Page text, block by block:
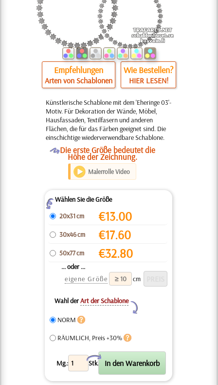
Empfehlungen
Arten von Schablonen
Wie Bestellen?
HIER LESEN!
Künstlerische Schablone mit dem 'Eheringe 03'-
Motiv. Für Dekoration der Wände, Möbel,
Hausfassaden, Textilfasern und anderen
Flächen, die für das Färben geeignet sind. Die
einschichtige wiederverwendbare Schablone.
ODie erste Größe bedeutet die
Höhe der Zeichnung.
Malerrolle Video
ZWählen Sie die Größe
20x31 cm
€13.00
30x46 cm €17.60
50x77 cm €32.80
... oder ...
eigene Größe
cm
Wahl derArt der Schablone
Y
NORM
RÄUMLICH, Preis +30%
Mg.: Stk.
X